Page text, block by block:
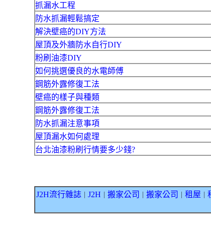
抓漏水工程
防水抓漏輕鬆搞定
解決壁癌的DIY方法
屋頂及外牆防水自行DIY
粉刷油漆DIY
如何挑選優良的水電師傅
鋼筋外露修復工法
壁癌的樣子與種類
鋼筋外露修復工法
防水抓漏注意事項
屋頂漏水如何處理
台北油漆粉刷行情要多少錢?
J2H流行雜誌｜ J2H 搬家公司 搬家公司 租屋